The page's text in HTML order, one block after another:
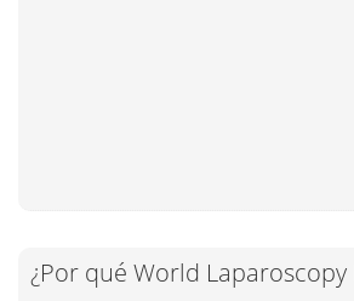
¿Por qué World Laparoscopy